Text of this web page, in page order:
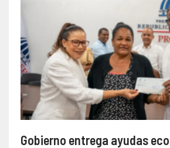
Gobierno entrega ayudas